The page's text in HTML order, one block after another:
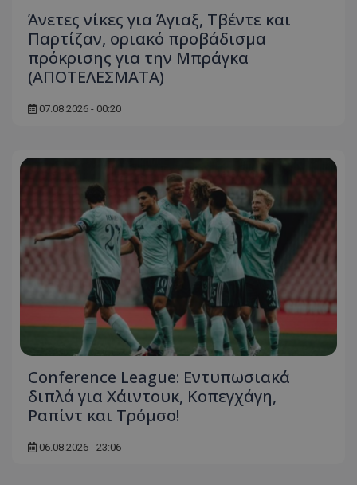
Άνετες νίκες για Άγιαξ, Τβέντε και
Παρτίζαν, οριακό προβάδισμα
πρόκρισης για την Μπράγκα
(ΑΠΟΤΕΛΕΣΜΑΤΑ)
07.08.2026 - 00:20
Conference League: Εντυπωσιακά
διπλά για Χάιντουκ, Κοπεγχάγη,
Ραπίντ και Τρόμσο!
06.08.2026 - 23:06